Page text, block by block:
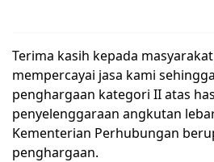
Terima kasih kepada
mempercayai jasa kami
penghargaan kategori II atas
penyelenggaraan angkutan
Kementerian Perhubungan
penghargaan.